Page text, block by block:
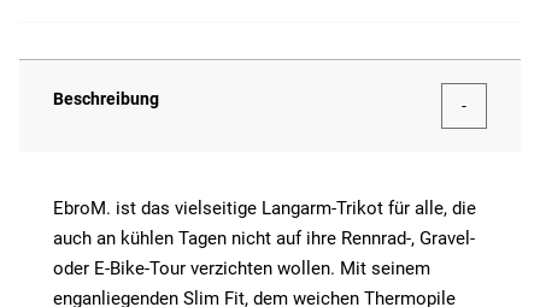
Beschreibung
EbroM. ist das vielseitige Langarm-Trikot für alle, die
auch an kühlen Tagen nicht auf ihre Rennrad-, Gravel-
oder E-Bike-Tour verzichten wollen. Mit seinem
enganliegenden Slim Fit, dem weichen Thermopile